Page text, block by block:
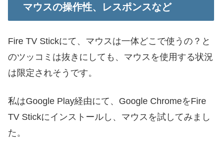
マウスの操作性、レスポンスなど
Fire TV Stickにて、マウスは一体どこで使うの？と
のツッコミは抜きにしても、マウスを使用する状況
は限定されそうです。
私はGoogle Play経由にて、Google ChromeをFire
TV Stickにインストールし、マウスを試してみまし
た。